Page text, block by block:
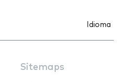
Idioma
Sitemaps